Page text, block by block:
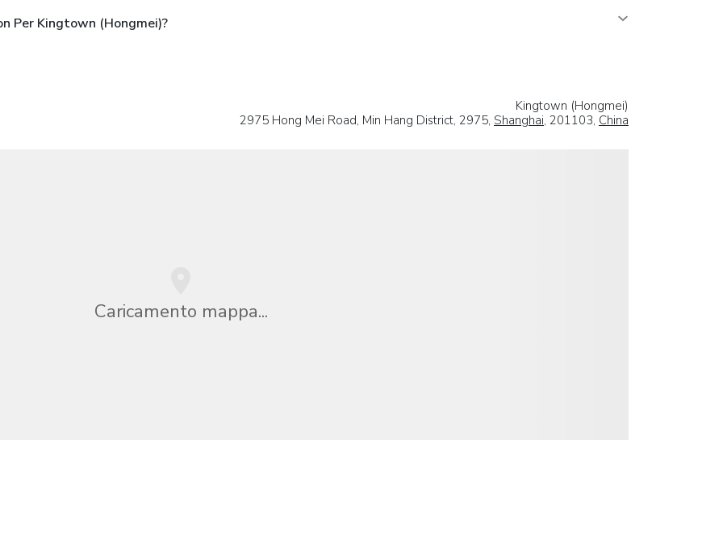
Per Kingtown (Hongmei)?
Kingtown (Hongmei)
2975 Hong Mei Road, Min Hang District, 2975, Shanghai, 201103, China
Caricamento mappa...